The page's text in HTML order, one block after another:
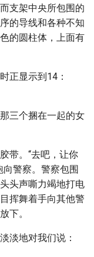
支架中央所包围的
的导线和各种不知
的圆柱体，上面有
正显示到14：
三个捆在一起的女
带。“去吧，让你
向警察。警察包围
头声嘶力竭地打电
挥舞着手向其他警
下。
淡地对我们说：